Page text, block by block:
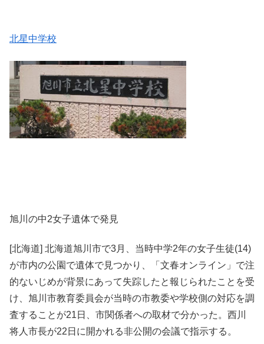
北星中学校
旭川の中2女子遺体で発見
[北海道] 北海道旭川市で3月、当時中学2年の女子生徒(14)
が市内の公園で遺体で見つかり、「文春オンライン」で注
的ないじめが背景にあって失踪したと報じられたことを受
け、旭川市教育委員会が当時の市教委や学校側の対応を調
査することが21日、市関係者への取材で分かった。西川
将人市長が22日に開かれる非公開の会議で指示する。